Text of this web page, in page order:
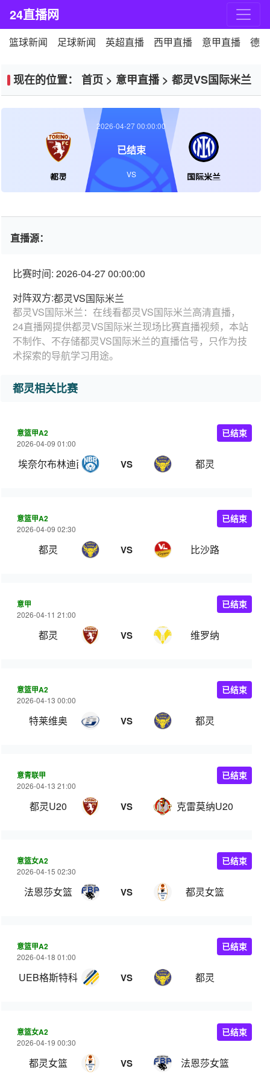
24直播网
篮球新闻 足球新闻 英超直播 西甲直播 意甲直播 德
现在的位置： 首页 > 意甲直播> 都灵VS国际米兰
都灵 国际米兰
2026-04-27 00:00:00
已结束
VS
直播源：
比赛时间: 2026-04-27 00:00:00
对阵双方:都灵VS国际米兰
都灵VS国际米兰：在线看都灵VS国际米兰高清直播，
24直播网提供都灵VS国际米兰现场比赛直播视频，本站
不制作、不存储都灵VS国际米兰的直播信号，只作为技
术探索的导航学习用途。
都灵相关比赛
意篮甲A2
2026-04-09 01:00
埃奈尔布林迪西 VS 都灵
已结束
意篮甲A2
2026-04-09 02:30
都灵 VS 比沙路
已结束
意甲
2026-04-11 21:00
都灵 VS 维罗纳
已结束
意篮甲A2
2026-04-13 00:00
特莱维奥 VS 都灵
已结束
意青联甲
2026-04-13 21:00
都灵U20 VS 克雷莫纳U20
已结束
意篮女A2
2026-04-15 02:30
法恩莎女篮 VS 都灵女篮
已结束
意篮甲A2
2026-04-18 01:00
UEB格斯特科 VS 都灵
已结束
意篮女A2
2026-04-19 00:30
都灵女篮 VS 法恩莎女篮
已结束